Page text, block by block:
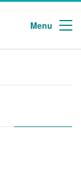
Menu